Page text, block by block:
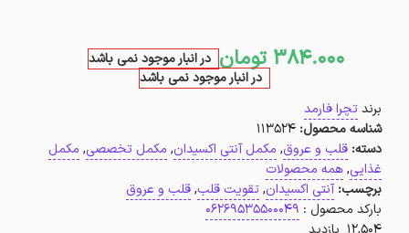
384.000 تومان در انبار موجود نمی باشد
در انبار موجود نمی باشد
برندتچرا فارمد
شناسه محصول: 113524
دسته: قلب و عروق, مکمل آنتی اکسیدان, مکمل تخصصی, مکمل
غذایی,همه محصولات
برچسب: آنتی اکسیدان,تقویت قلب,قلب و عروق
بارکد محصول : 06269535500049